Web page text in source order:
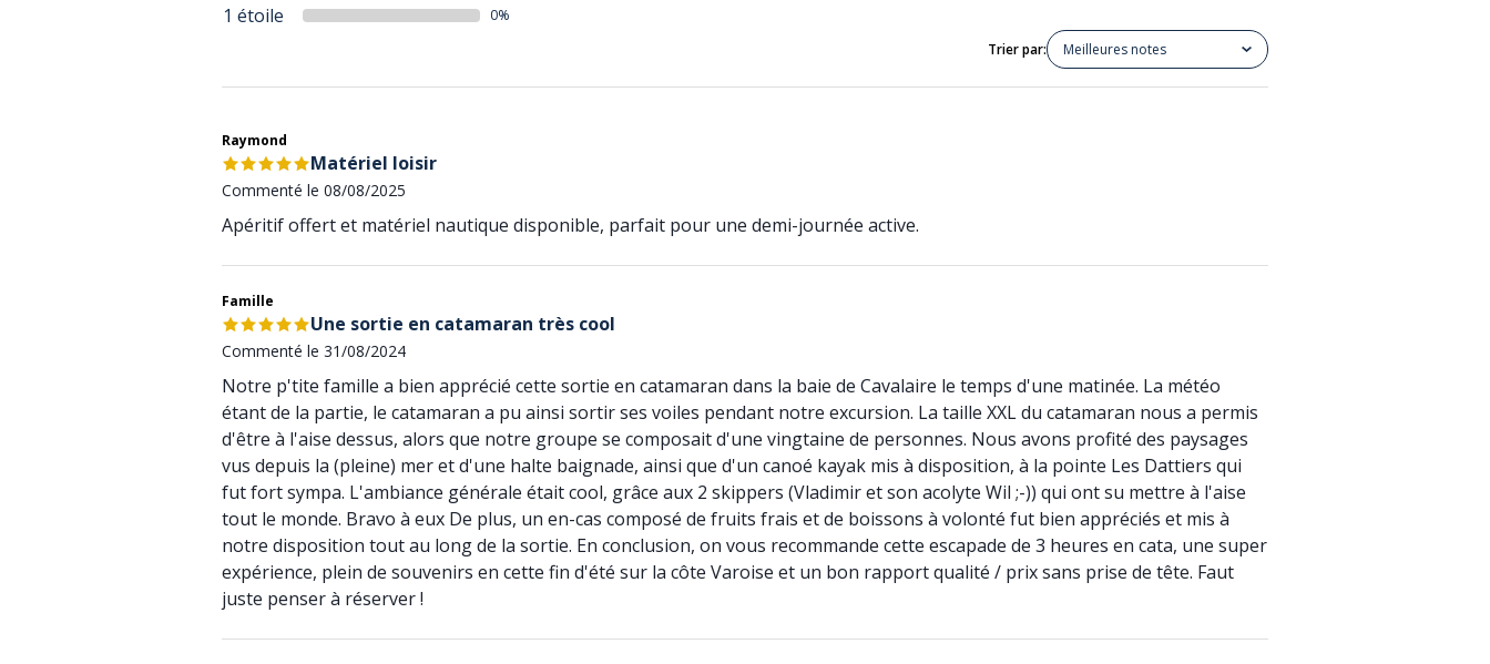
1 étoile 0%
Trier par: Meilleures notes
Raymond
Matériel loisir
Commenté le 08/08/2025
Apéritif offert et matériel nautique disponible, parfait pour une demi-journée active.
Famille
Une sortie en catamaran très cool
Commenté le 31/08/2024
Notre p'tite famille a bien apprécié cette sortie en catamaran dans la baie de Cavalaire le temps d'une matinée. La météo
étant de la partie, le catamaran a pu ainsi sortir ses voiles pendant notre excursion. La taille XXL du catamaran nous a permis
d'être à l'aise dessus, alors que notre groupe se composait d'une vingtaine de personnes. Nous avons profité des paysages
vus depuis la (pleine) mer et d'une halte baignade, ainsi que d'un canoé kayak mis à disposition, à la pointe Les Dattiers qui
fut fort sympa. L'ambiance générale était cool, grâce aux 2 skippers (Vladimir et son acolyte Wil ;-)) qui ont su mettre à l'aise
tout le monde. Bravo à eux De plus, un en-cas composé de fruits frais et de boissons à volonté fut bien appréciés et mis à
notre disposition tout au long de la sortie. En conclusion, on vous recommande cette escapade de 3 heures en cata, une super
expérience, plein de souvenirs en cette fin d'été sur la côte Varoise et un bon rapport qualité / prix sans prise de tête. Faut
juste penser à réserver !